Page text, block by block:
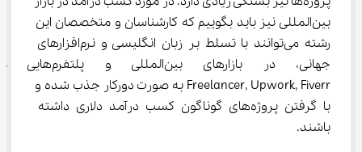
بین‌المللی نیز باید بگوییم که کارشناسان و متخصصان این
رشته می‌توانند با تسلط بر زبان انگلیسی و نرم‌افزارهای
جهانی، در بازارهای بین‌المللی و
Freelancer, Upwork, Fiverr به صورت دورکار جذب شده و
با گرفتن پروژه‌های گوناگون کسب درآمد دلاری داشته
باشند.